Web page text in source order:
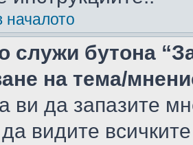
началото
служи бутона
на тема/
ви да запазите
видите